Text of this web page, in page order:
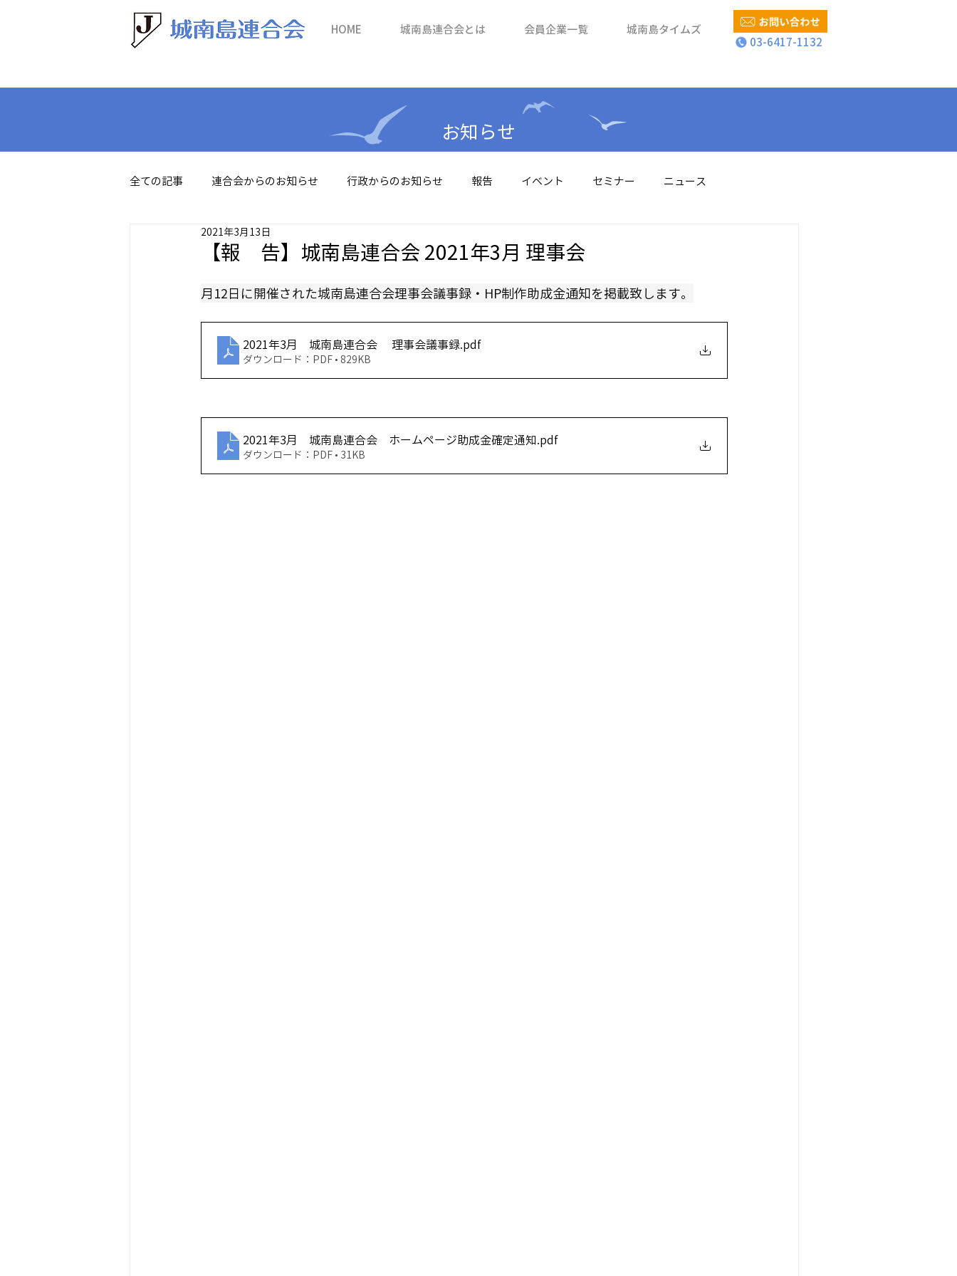
HOME 城南島連合会とは 会員企業一覧
城南島タイムズ
03-6417-1132
お知らせ
全ての記事 連合会からのお知らせ 行政からのお知らせ 報告 イベント セミナー ニュース
【報 告】城南島連合会 2021年3月 理事会
2021年3月13日
月12日に開催された城南島連合会理事会議事録・HP制作助成金通知を掲載致します。
2021年3月 城南島連合会 理事会議事録.pdf
ダウンロード：PDF • 829KB
2021年3月 城南島連合会 ホームページ助成金確定通知.pdf
ダウンロード：PDF • 31KB